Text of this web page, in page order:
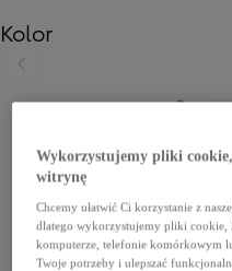
Kolor
Poprzedni
Wykorzystujemy pliki
witrynę
Chcemy ułatwić Ci korzystanie z
dlatego wykorzystujemy pliki cookie,
komputerze, telefonie komórkowym
Twoje potrzeby i ulepszać